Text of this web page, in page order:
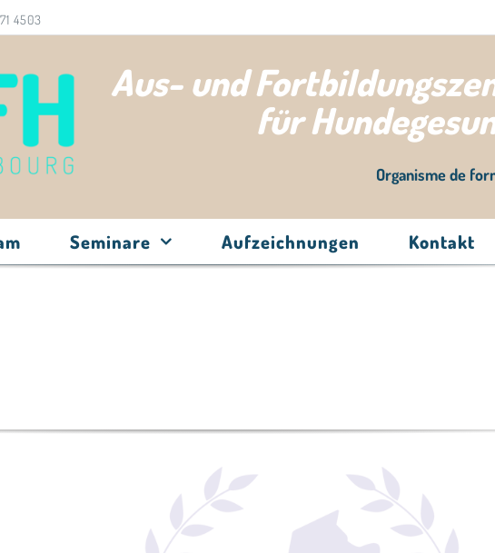
4503
Aus- und
für
Organisme de
Seminare Aufzeichnungen Kontakt